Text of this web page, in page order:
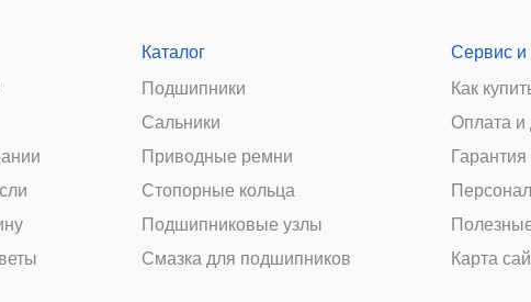
Каталог
Подшипники
Сальники
Приводные ремни
Стопорные кольца
Подшипниковые узлы
Смазка для подшипников
Сервис и
Как
Оплата и
Карта